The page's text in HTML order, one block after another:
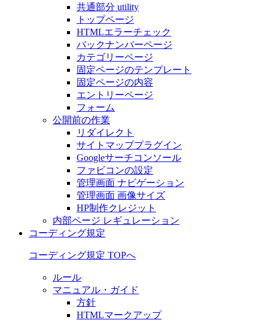
共通部分 utility
トップページ
HTMLエラーチェック
バックナンバーページ
カテゴリーページ
固定ページのテンプレート
固定ページの内容
エントリーページ
フォーム
公開前の作業
リダイレクト
サイトマッププラグイン
Googleサーチコンソール
ファビコンの設定
管理画面 ナビゲーション
管理画面 画像サイズ
HP制作クレジット
内部ページ レギュレーション
コーディング規定
コーディング規定 TOPへ
ルール
マニュアル・ガイド
方針
HTMLマークアップ